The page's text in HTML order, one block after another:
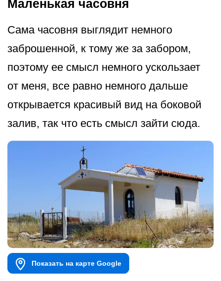
Маленькая часовня
Сама часовня выглядит немного
заброшенной, к тому же за забором,
поэтому ее смысл немного ускользает
от меня, все равно немного дальше
открывается красивый вид на боковой
залив, так что есть смысл зайти сюда.
Показать на карте Google